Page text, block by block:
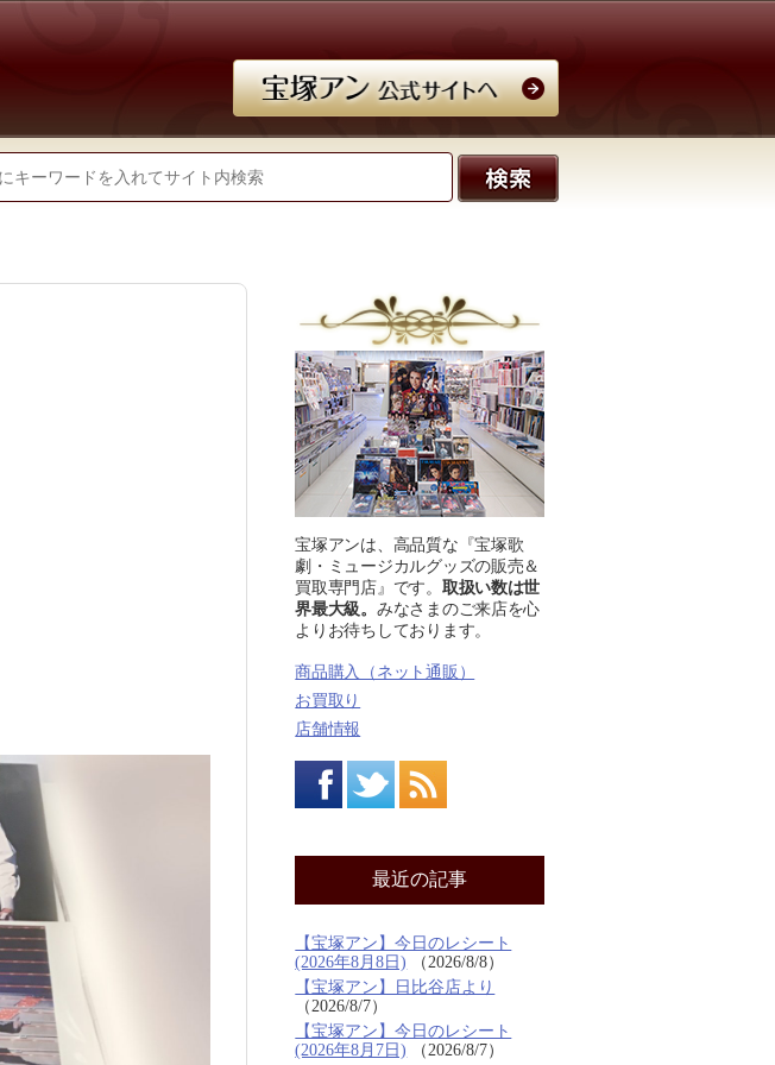
宝塚アンは、高品質な『宝塚歌
劇・ミュージカルグッズの販売＆
買取専門店』です。 取扱い数は世
界最大級。 みなさまのご来店を心
よりお待ちしております。
商品購入（ネット通販）
お買取り
店舗情報
最近の記事
【宝塚アン】今日のレシート
(2026年8月8日)
2026/8/8
【宝塚アン】日比谷店より
2026/8/7
【宝塚アン】今日のレシート
(2026年8月7日)
2026/8/7